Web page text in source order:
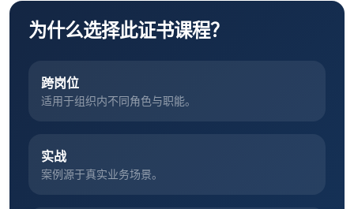
为什么选择此证书课程？
跨岗位
适用于组织内不同角色与职能。
实战
案例源于真实业务场景。